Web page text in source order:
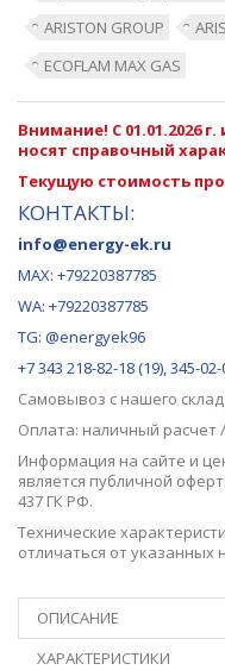
ARISTON GROUP
ECOFLAM MAX GAS
Внимание! С 01.01.2026
носят справочный
Текущую стоимость
КОНТАКТЫ:
info@energy-ek.ru
MAX: +79220387785
WA: +79220387785
TG: @energyek96
+7 343 218-82-18 (19), 345-
Самовывоз с нашего
Оплата: наличный расчет
Информация на сайте и
является публичной
437 ГК РФ.
Технические
отличаться от указанных
ОПИСАНИЕ
ХАРАКТЕРИСТИКИ